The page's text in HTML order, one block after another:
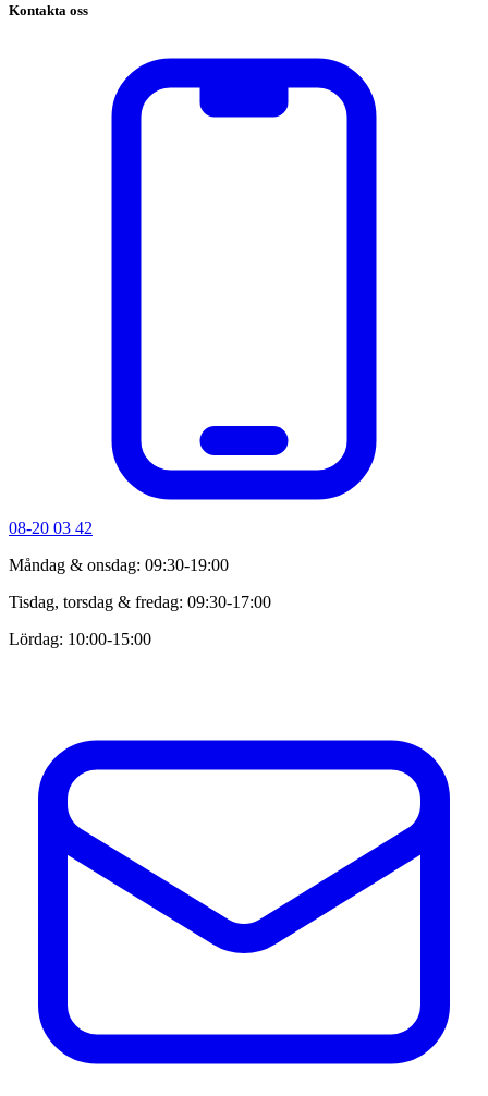
Kontakta oss
08-20 03 42
Måndag & onsdag: 09:30-19:00
Tisdag, torsdag & fredag: 09:30-17:00
Lördag: 10:00-15:00